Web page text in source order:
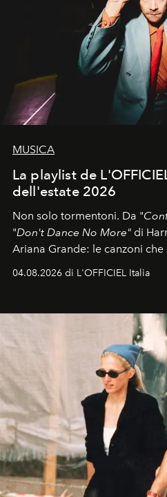
MUSICA
La playlist de
dell'estate 2026
Non solo tormentoni. Da "
"Don't Dance No More" di
Ariana Grande: le canzoni
colonna sonora della stagione.
04.08.2026 di L'OFFICIEL Italia